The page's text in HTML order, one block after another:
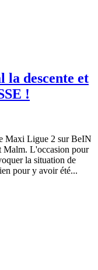
la descente et
!
Maxi Ligue 2 sur BeIN
Malm. L'occasion pour
la situation de
pour y avoir été...